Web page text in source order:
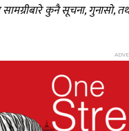
कुनै सूचना, गुनासो,